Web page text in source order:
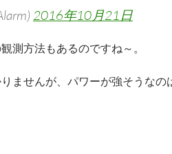
2016年10月21日
測方法もあるのですね～。
ませんが、パワーが強そうなの